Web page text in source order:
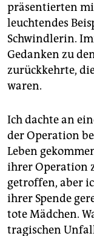
präsentierten
leuchtendes
Schwindlerin.
Gedanken zu
zurückkehrte,
waren.
Ich dachte an
der Operation
Leben
ihrer Operation
getroffen, aber
ihrer Spende
tote Mädchen.
tragischen